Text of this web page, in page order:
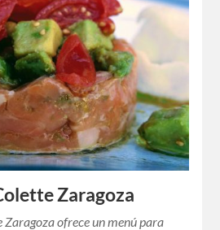
Zaragoza
Zaragoza ofrece un menú para